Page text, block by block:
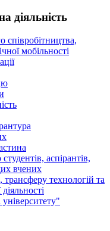
діяльність
співробітництва,
мобільності
аспірантів,
вчених
трансферу технологій та